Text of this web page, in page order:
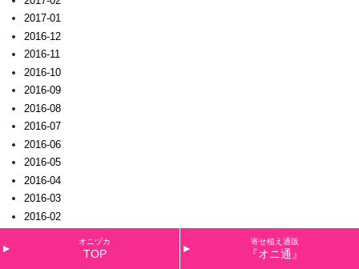
2017-01
2016-12
2016-11
2016-10
2016-09
2016-08
2016-07
2016-06
2016-05
2016-04
2016-03
2016-02
オニヅカ
TOP
寄せ植え通販
『オニ通』